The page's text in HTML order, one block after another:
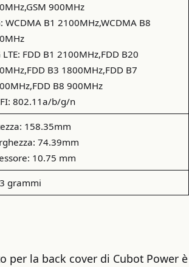
900MHz
WCDMA B1 2100MHz,WCDMA B8
LTE: FDD B1 2100MHz,FDD B20
B3 1800MHz,FDD B7
B8 900MHz
802.11a/b/g/n
158.35mm
74.39mm
10.75 mm
grammi
per la back cover di Cubot Power è